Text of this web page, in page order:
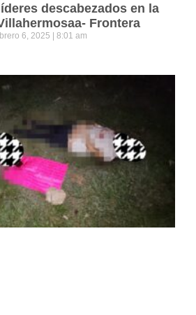
descabezados en la
Frontera
6, 2025 8:01 am